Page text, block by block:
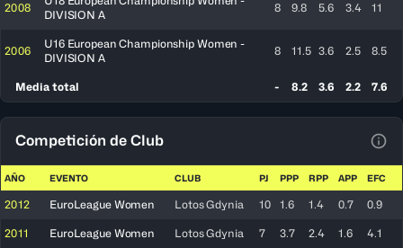
2008
DIVISION A
8 9.8 5.6 3.4 11
2006
U16 European Championship Women -
DIVISION A
8 11.5 3.6 2.5 8.5
Media total - 8.2 3.6 2.2 7.6
Competición de Club
AÑO EVENTO CLUB PJ PPP RPP APP EFC
2012 EuroLeague Women Lotos Gdynia 10 1.6 1.4 0.7 0.9
2011 EuroLeague Women Lotos Gdynia 7 3.7 2.4 1.6 4.1